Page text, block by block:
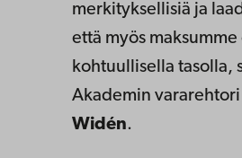
merkityksellisiä ja
että myös maksumme
kohtuullisella tasolla,
Akademin vararehtori
Widén.